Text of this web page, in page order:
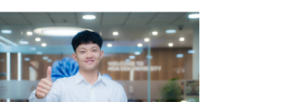
toàn cầu cho sinh viên